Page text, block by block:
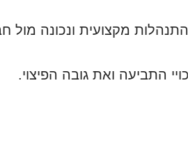
מקצועית ונכונה מול
התביעה ואת גובה הפיצוי.